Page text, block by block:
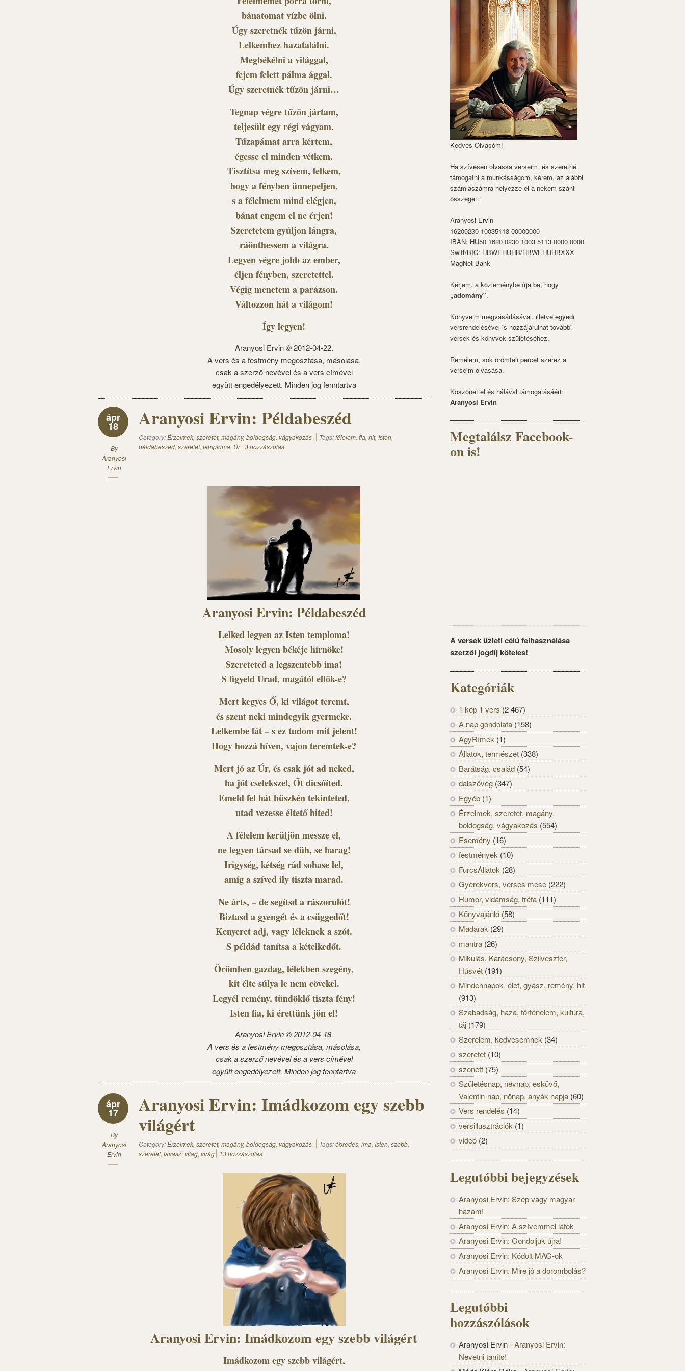
bánatomat vízbe ölni.
Úgy szeretnék tűzön járni,
Lelkemhez hazatalálni.
Megbékélni a világgal,
fejem felett pálma ággal.
Úgy szeretnék tűzön járni…
Tegnap végre tűzön jártam,
teljesült egy régi vágyam.
Tűzapámat arra kértem,
égesse el minden vétkem.
Tisztítsa meg szívem, lelkem,
hogy a fényben ünnepeljen,
s a félelmem mind elégjen,
bánat engem el ne érjen!
Szeretetem gyúljon lángra,
ráönthessem a világra.
Legyen végre jobb az ember,
éljen fényben, szeretettel.
Végig menetem a parázson.
Változzon hát a világom!
Így legyen!
Aranyosi Ervin © 2012-04-22.
A vers és a festmény megosztása, másolása,
csak a szerző nevével és a vers címével
együtt engedélyezett. Minden jog fenntartva
ápr
18
By
Aranyosi
Ervin
Aranyosi Ervin: Példabeszéd
Category:Érzelmek, szeretet, magány, boldogság, vágyakozás Tags:félelem, fia, hit, Isten,
példabeszéd, szeretet, temploma, Úr 3 hozzászólás
Aranyosi Ervin: Példabeszéd
Lelked legyen az Isten temploma!
Mosoly legyen békéje hírnöke!
Szereteted a legszentebb ima!
S figyeld Urad, magától ellök-e?
Mert kegyes Ő, ki világot teremt,
és szent neki mindegyik gyermeke.
Lelkembe lát – s ez tudom mit jelent!
Hogy hozzá híven, vajon teremtek-e?
Mert jó az Úr, és csak jót ad neked,
ha jót cselekszel, Őt dicsőíted.
Emeld fel hát büszkén tekinteted,
utad vezesse éltető hited!
A félelem kerüljön messze el,
ne legyen társad se düh, se harag!
Irigység, kétség rád sohase lel,
amíg a szíved ily tiszta marad.
Ne árts, – de segítsd a rászorulót!
Biztasd a gyengét és a csüggedőt!
Kenyeret adj, vagy léleknek a szót.
S példád tanítsa a kételkedőt.
Örömben gazdag, lélekben szegény,
kit élte súlya le nem cövekel.
Legyél remény, tündöklő tiszta fény!
Isten fia, ki érettünk jön el!
Aranyosi Ervin © 2012-04-18.
A vers és a festmény megosztása, másolása,
csak a szerző nevével és a vers címével
együtt engedélyezett. Minden jog fenntartva
ápr
17
By
Aranyosi
Ervin
Aranyosi Ervin: Imádkozom egy szebb
világért
Category:Érzelmek, szeretet, magány, boldogság, vágyakozás Tags:ébredés, ima, Isten, szebb,
szeretet, tavasz, világ, virág 13 hozzászólás
Aranyosi Ervin: Imádkozom egy szebb világért
Imádkozom egy szebb világért,
Kedves Olvasóm!
Ha szívesen olvassa verseim, és szeretné
támogatni a munkásságom, kérem, az alábbi
számlaszámra helyezze el a nekem szánt
összeget:
Aranyosi Ervin
16200230-10035113-00000000
IBAN: HU50 1620 0230 1003 5113 0000 0000
Swift/BIC: HBWEHUHB/HBWEHUHBXXX
MagNet Bank
Kérjem, a közleménybe írja be, hogy
„adomány”.
Könyveim megvásárlásával, illetve egyedi
versrendelésével is hozzájárulhat további
versek és könyvek születéséhez.
Remélem, sok örömteli percet szerez a
verseim olvasása.
Köszönettel és hálával támogatásáért:
Aranyosi Ervin
Megtalálsz Facebook-
on is!
A versek üzleti célú felhasználása
szerzői jogdíj köteles!
Kategóriák
1 kép 1 vers (2 467)
A nap gondolata (158)
AgyRímek (1)
Állatok, természet (338)
Barátság, család (54)
dalszöveg (347)
Egyéb (1)
Érzelmek, szeretet, magány,
boldogság, vágyakozás (554)
Esemény (16)
festmények (10)
FurcsÁllatok (28)
Gyerekvers, verses mese (222)
Humor, vidámság, tréfa (111)
Könyvajánló (58)
Madarak (29)
mantra (26)
Mikulás, Karácsony, Szilveszter,
Húsvét (191)
Mindennapok, élet, gyász, remény, hit
(913)
Szabadság, haza, történelem, kultúra,
táj (179)
Szerelem, kedvesemnek (34)
szeretet (10)
szonett (75)
Születésnap, névnap, esküvő,
Valentin-nap, nőnap, anyák napja (60)
Vers rendelés (14)
versillusztrációk (1)
videó (2)
Legutóbbi bejegyzések
Aranyosi Ervin: Szép vagy magyar
hazám!
Aranyosi Ervin: A szívemmel látok
Aranyosi Ervin: Gondoljuk újra!
Aranyosi Ervin: Kódolt MAG-ok
Aranyosi Ervin: Mire jó a dorombolás?
Legutóbbi
hozzászólások
Aranyosi Ervin-Aranyosi Ervin:
Nevetni taníts!